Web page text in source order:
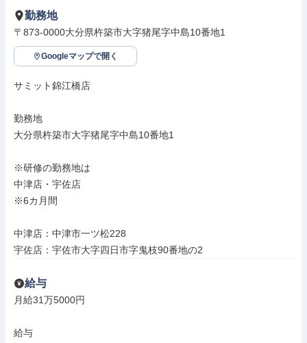
勤務地
〒873-0000大分県杵築市大字猪尾字中島10番地1
Googleマップで開く
サミット錦江橋店
勤務地
大分県杵築市大字猪尾字中島10番地1
※研修の勤務地は
中津店・宇佐店
※6カ月間
中津店：中津市一ツ松228
宇佐店：宇佐市大字四日市字鬼枝90番地の2
給与
月給31万5000円
給与